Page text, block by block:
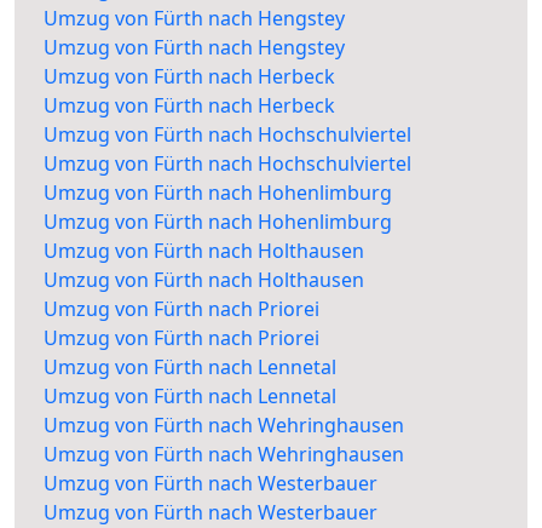
Umzug von Fürth nach Hengstey
Umzug von Fürth nach Hengstey
Umzug von Fürth nach Herbeck
Umzug von Fürth nach Herbeck
Umzug von Fürth nach Hochschulviertel
Umzug von Fürth nach Hochschulviertel
Umzug von Fürth nach Hohenlimburg
Umzug von Fürth nach Hohenlimburg
Umzug von Fürth nach Holthausen
Umzug von Fürth nach Holthausen
Umzug von Fürth nach Priorei
Umzug von Fürth nach Priorei
Umzug von Fürth nach Lennetal
Umzug von Fürth nach Lennetal
Umzug von Fürth nach Wehringhausen
Umzug von Fürth nach Wehringhausen
Umzug von Fürth nach Westerbauer
Umzug von Fürth nach Westerbauer